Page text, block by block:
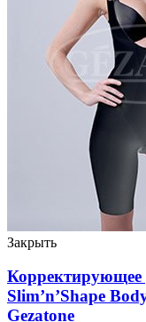
Закрыть
Корректирующее
Slim’n’Shape
Gezatone